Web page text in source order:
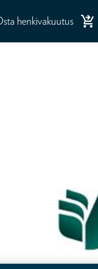
henkivakuutus